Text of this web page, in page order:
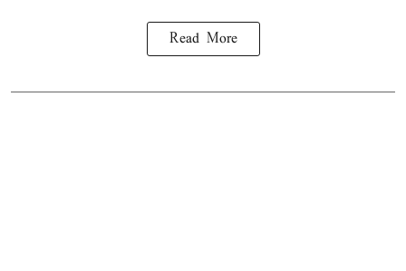
Read More